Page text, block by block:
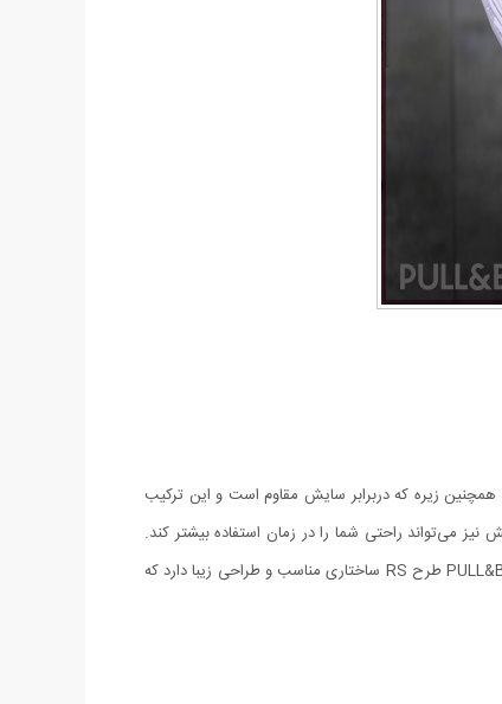
زیره‌ که دربرابر سایش مقاوم است و این ترکیب
می‌تواند راحتی شما را در زمان استفاده بیشتر کند.
درواقع این کفی ساختاری منعطف دارد و در زمان پوشیدن کفش تا حدی گودی کف پا را پر کرده و برای شما حس راحتی ایجاد می‌کند. کفش مردانه PULL&BEAR طرح RS ساختاری مناسب و طراحی زیبا دارد که